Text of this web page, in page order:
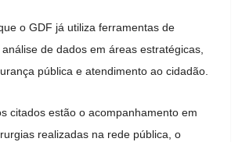
o GDF já utiliza ferramentas de
de dados em áreas estratégicas,
pública e atendimento ao cidadão.
citados estão o acompanhamento em
realizadas na rede pública, o